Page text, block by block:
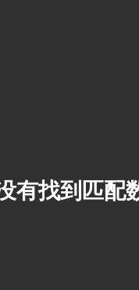
有找到匹配